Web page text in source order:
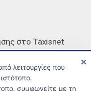
στο Taxisnet
✕
λειτουργίες που
συμφωνείτε με τη